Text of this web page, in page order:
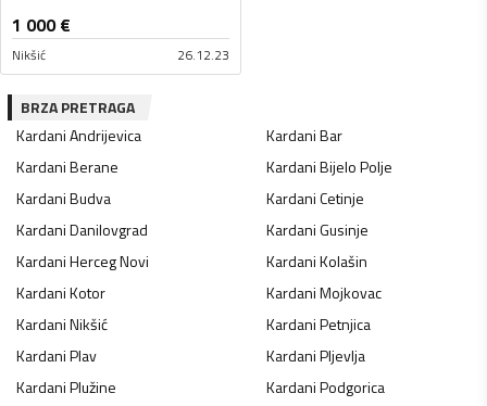
1 000€
Nikšić 26.12.23
BRZA PRETRAGA
KardaniAndrijevica KardaniBar
KardaniBerane KardaniBijelo Polje
KardaniBudva KardaniCetinje
KardaniDanilovgrad KardaniGusinje
KardaniHerceg Novi KardaniKolašin
KardaniKotor KardaniMojkovac
KardaniNikšić KardaniPetnjica
KardaniPlav KardaniPljevlja
KardaniPlužine KardaniPodgorica